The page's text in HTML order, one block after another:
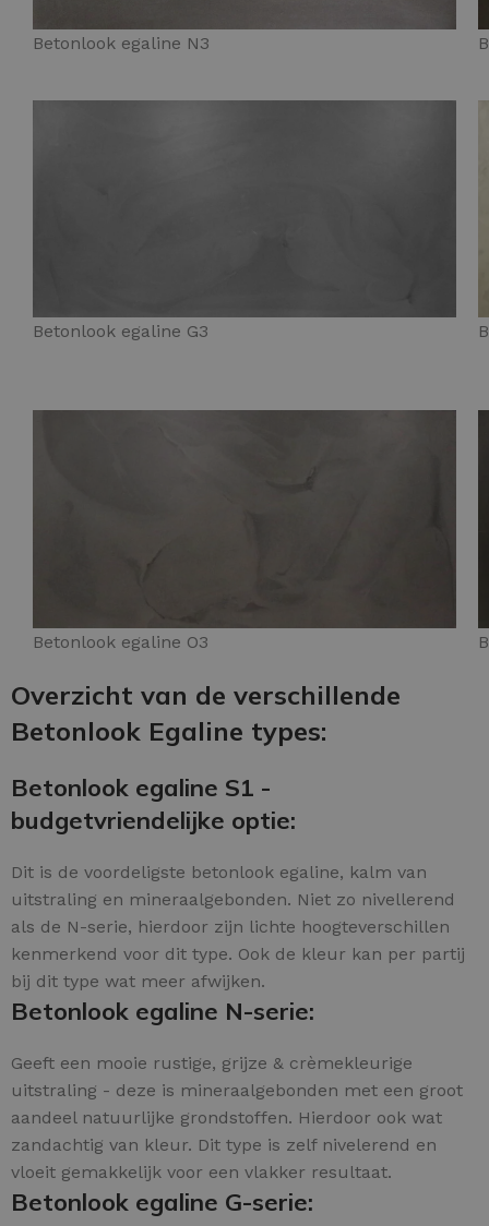
Betonlook egaline N3
Betonlook egaline G3
Betonlook egaline O3
Overzicht van de verschillende
Betonlook Egaline types:
Betonlook egaline S1 -
budgetvriendelijke optie:
Dit is de voordeligste betonlook egaline, kalm van
uitstraling en mineraalgebonden. Niet zo nivellerend
als de N-serie, hierdoor zijn lichte hoogteverschillen
kenmerkend voor dit type. Ook de kleur kan per partij
bij dit type wat meer afwijken.
Betonlook egaline N-serie:
Geeft een mooie rustige, grijze & crèmekleurige
uitstraling - deze is mineraalgebonden met een groot
aandeel natuurlijke grondstoffen. Hierdoor ook wat
zandachtig van kleur. Dit type is zelf nivelerend en
vloeit gemakkelijk voor een vlakker resultaat.
Betonlook egaline G-serie: